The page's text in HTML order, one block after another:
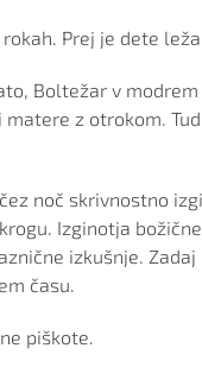
Prej je dete
Boltežar v
z otrokom.
noč skrivnostno
Izginotja
izkušnje.
času.
piškote.